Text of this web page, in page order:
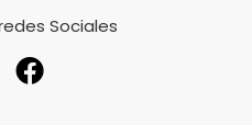
Sociales